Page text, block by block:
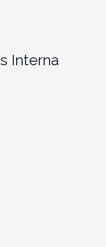
Interna